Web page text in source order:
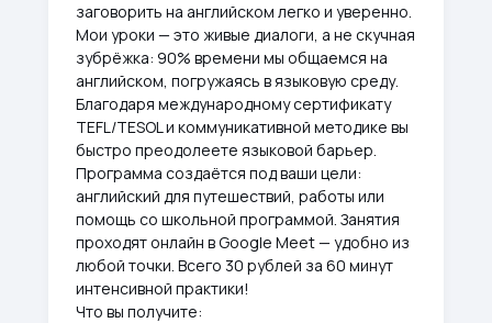
заговорить на английском легко и уверенно.
Мои уроки — это живые диалоги, а не скучная
зубрёжка: 90% времени мы общаемся на
английском, погружаясь в языковую среду.
Благодаря международному сертификату
TEFL/TESOL и коммуникативной методике вы
быстро преодолеете языковой барьер.
Программа создаётся под ваши цели:
английский для путешествий, работы или
помощь со школьной программой. Занятия
проходят онлайн в Google Meet — удобно из
любой точки. Всего 30 рублей за 60 минут
интенсивной практики!
Что вы получите: